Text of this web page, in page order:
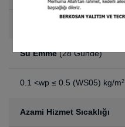
Su Emme(28 Günde)
0.1 <wp ≤ 0.5 (WS05) kg/m2
Azami Hizmet Sıcaklığı